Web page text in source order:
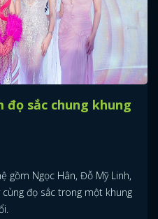
đọ sắc chung khung
gồm Ngọc Hân, Đỗ Mỹ Linh,
cùng đọ sắc trong một khung